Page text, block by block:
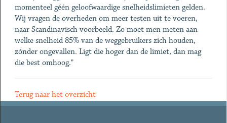
momenteel géén geloofwaardige snelheidslimieten gelden.
Wij vragen de overheden om meer testen uit te voeren,
naar Scandinavisch voorbeeld. Zo moet men meten aan
welke snelheid 85% van de weggebruikers zich houden,
zónder ongevallen. Ligt die hoger dan de limiet, dan mag
die best omhoog."
Terug naar het overzicht